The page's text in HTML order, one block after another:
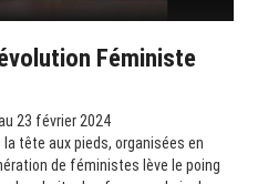
Féministe
23 février 2024
tête aux pieds, organisées en
de féministes lève le poing